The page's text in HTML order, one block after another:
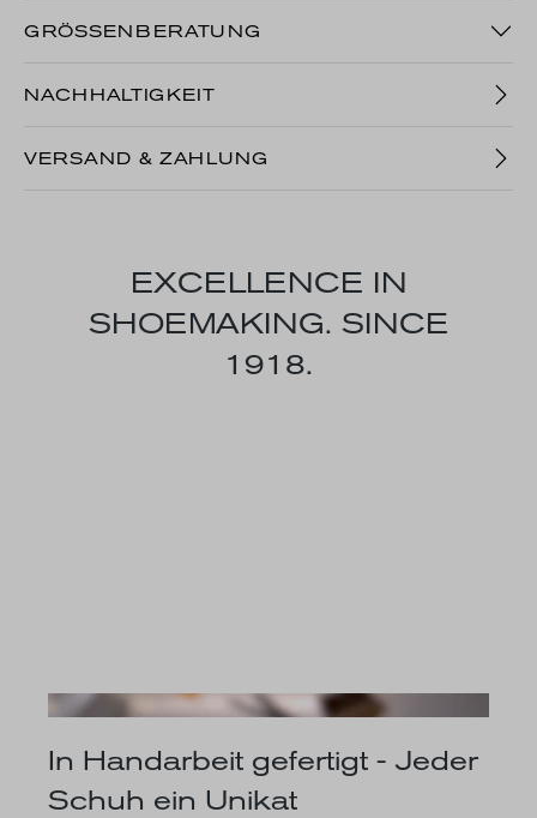
GRÖSSENBERATUNG
NACHHALTIGKEIT
VERSAND & ZAHLUNG
EXCELLENCE IN
SHOEMAKING. SINCE
1918.
In Handarbeit gefertigt - Jeder
Schuh ein Unikat